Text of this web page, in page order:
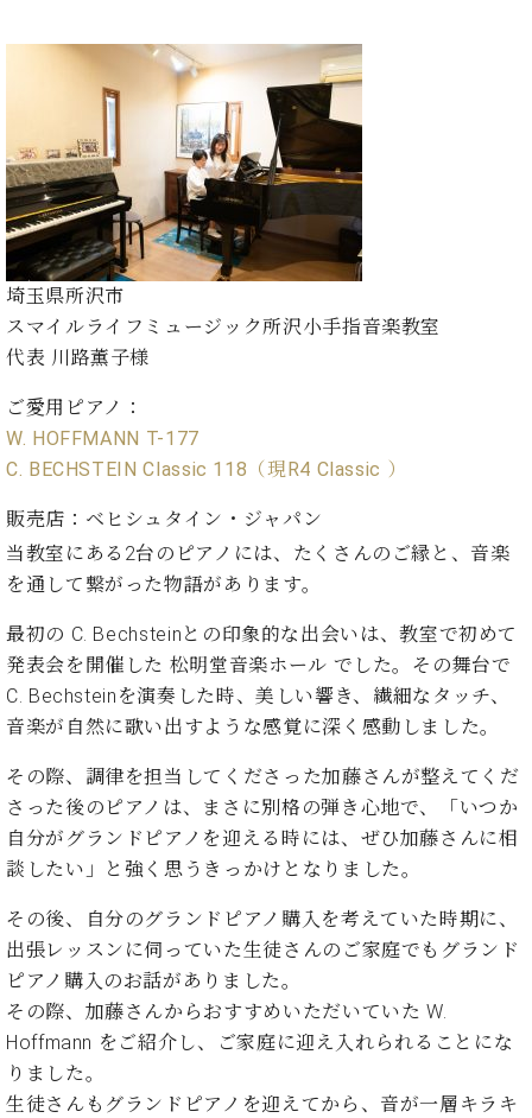
ス
律
師
紹
介
調
律
料
金
表
問
い
合
せ
尾山調律師のブ
ログ Die
Musikgasse（音
埼玉県所沢市
スマイルライフミュージック所沢小手指音楽教室
代表 川路薫子様
ご愛用ピアノ：
W. HOFFMANN T-177
C. BECHSTEIN Classic 118（現R4 Classic ）
販売店：ベヒシュタイン・ジャパン
当教室にある2台のピアノには、たくさんのご縁と、音楽
を通して繋がった物語があります。
最初の C. Bechsteinとの印象的な出会いは、教室で初めて
発表会を開催した 松明堂音楽ホール でした。その舞台で
C. Bechsteinを演奏した時、美しい響き、繊細なタッチ、
音楽が自然に歌い出すような感覚に深く感動しました。
その際、調律を担当してくださった加藤さんが整えてくだ
さった後のピアノは、まさに別格の弾き心地で、「いつか
自分がグランドピアノを迎える時には、ぜひ加藤さんに相
談したい」と強く思うきっかけとなりました。
その後、自分のグランドピアノ購入を考えていた時期に、
出張レッスンに伺っていた生徒さんのご家庭でもグランド
ピアノ購入のお話がありました。
その際、加藤さんからおすすめいただいていた W.
Hoffmann をご紹介し、ご家庭に迎え入れられることにな
りました。
生徒さんもグランドピアノを迎えてから、音が一層キラキ